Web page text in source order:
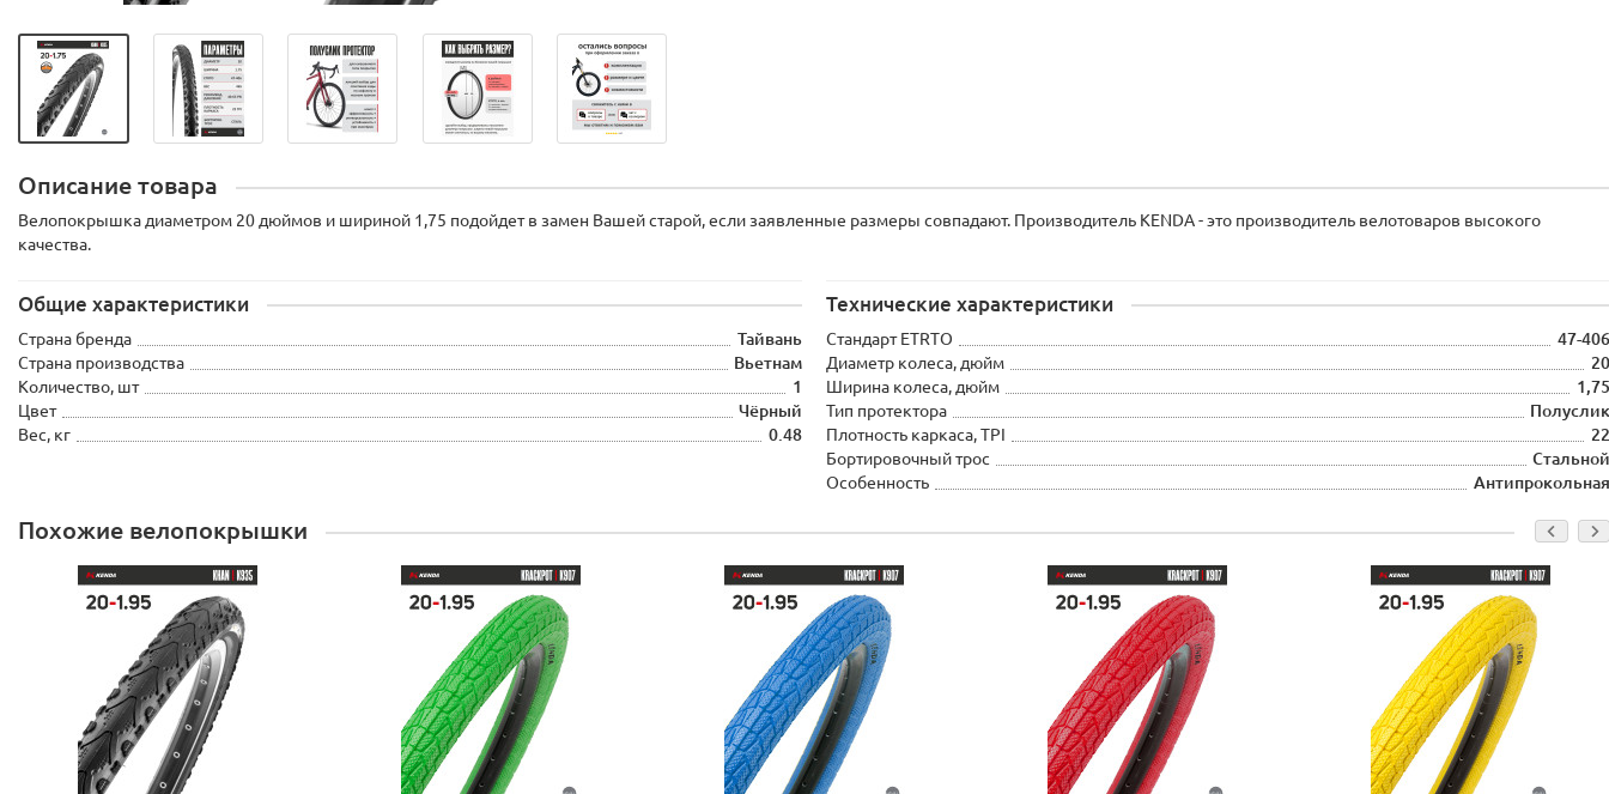
Описание товара
Велопокрышка диаметром 20 дюймов и шириной 1,75 подойдет в замен Вашей старой, если заявленные размеры совпадают. Производитель KENDA - это производитель велотоваров высокого
качества.
Общие характеристики
Страна бренда
Тайвань
Страна производства
Вьетнам
Количество, шт
1
Цвет
Чёрный
Вес, кг
0.48
Технические характеристики
Стандарт ETRTO
47-406
Диаметр колеса, дюйм
20
Ширина колеса, дюйм
1,75
Тип протектора
Полуслик
Плотность каркаса, TPI
22
Бортировочный трос
Стальной
Особенность
Антипрокольная
Похожие велопокрышки